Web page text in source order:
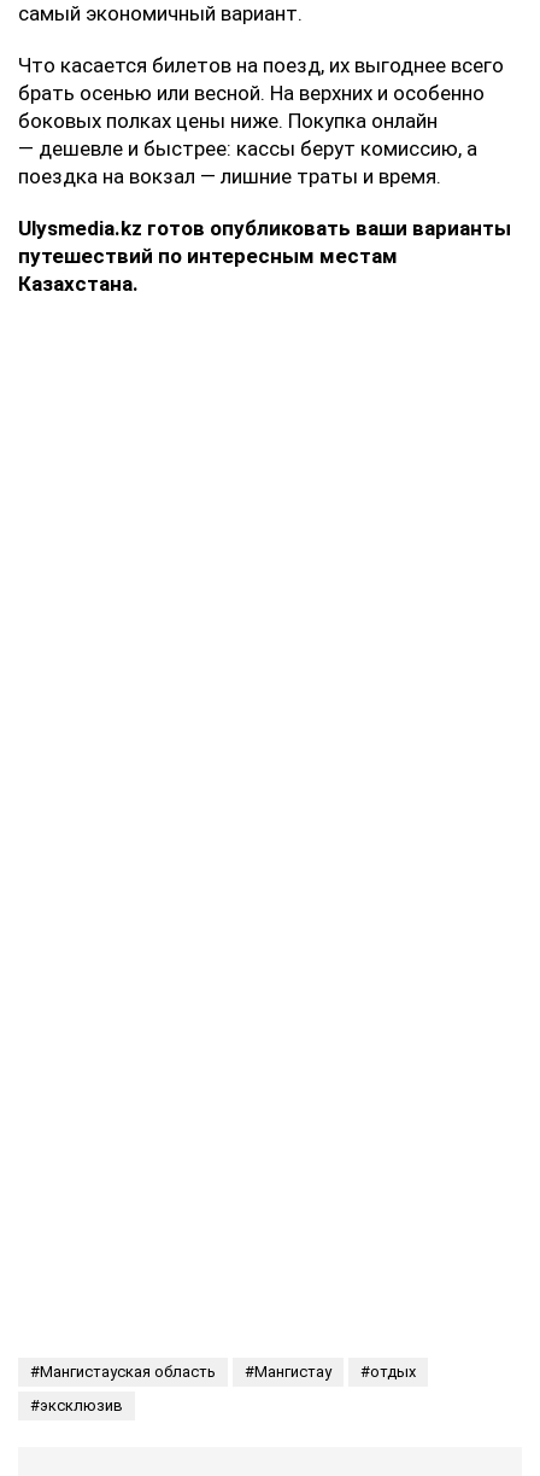
самый экономичный вариант.
Что касается билетов на поезд, их выгоднее всего
брать осенью или весной. На верхних и особенно
боковых полках цены ниже. Покупка онлайн
— дешевле и быстрее: кассы берут комиссию, а
поездка на вокзал — лишние траты и время.
Ulysmedia.kz готов опубликовать ваши варианты
путешествий по интересным местам
Казахстана.
Мангистауская область Мангистау
отдых
эксклюзив